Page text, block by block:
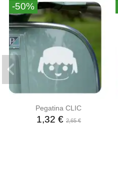
-50%
Pegatina CLIC
1,32 € 2,65 €